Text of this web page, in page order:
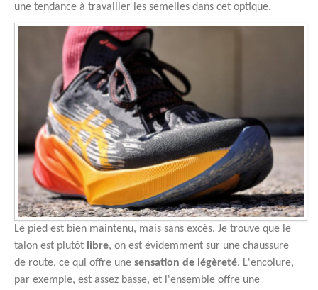
une tendance à travailler les semelles dans cet optique.
Le pied est bien maintenu, mais sans excès. Je trouve que le
talon est plutôt libre, on est évidemment sur une chaussure
de route, ce qui offre une sensation de légèreté. L'encolure,
par exemple, est assez basse, et l'ensemble offre une